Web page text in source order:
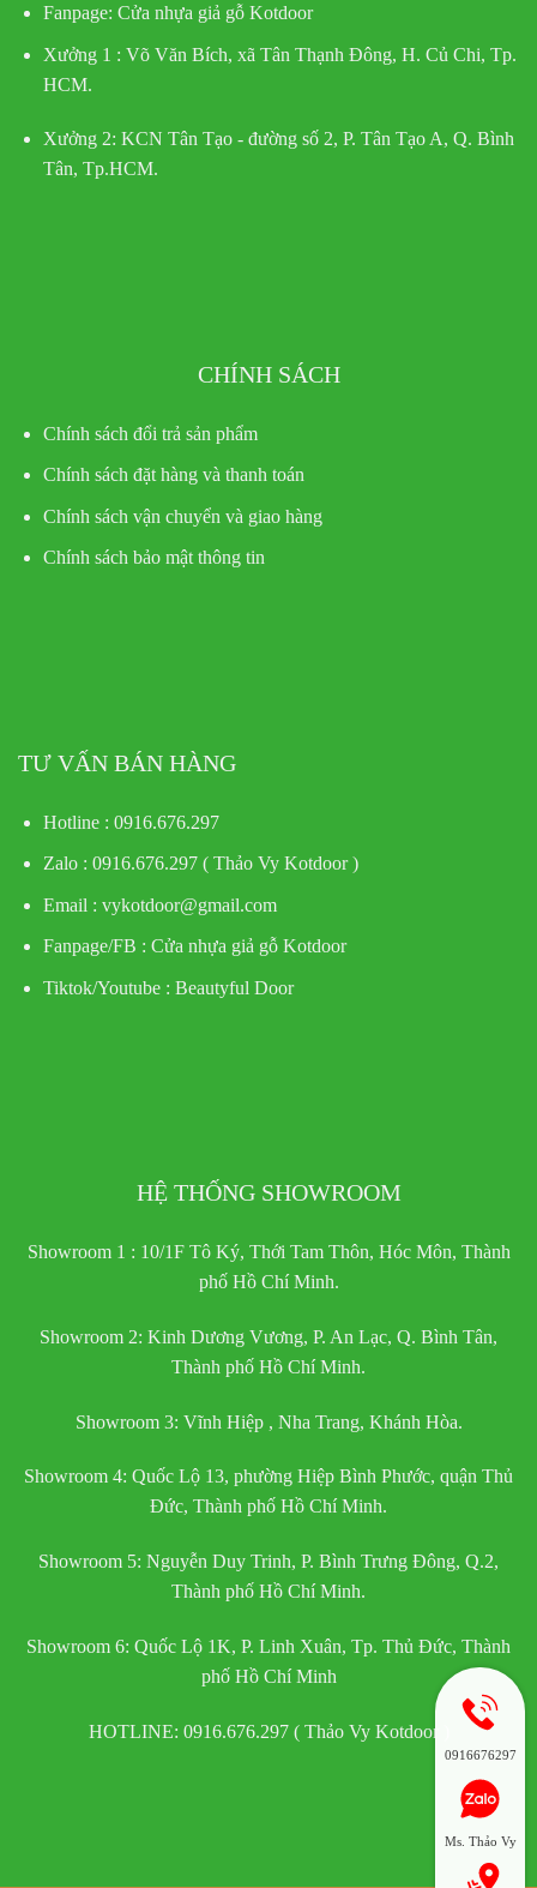
Fanpage: Cửa nhựa giả gỗ Kotdoor
Xưởng 1 : Võ Văn Bích, xã Tân Thạnh Đông, H. Củ Chi, Tp.
HCM.
Xưởng 2: KCN Tân Tạo - đường số 2, P. Tân Tạo A, Q. Bình
Tân, Tp.HCM.
CHÍNH SÁCH
Chính sách đổi trả sản phẩm
Chính sách đặt hàng và thanh toán
Chính sách vận chuyển và giao hàng
Chính sách bảo mật thông tin
TƯ VẤN BÁN HÀNG
Hotline : 0916.676.297
Zalo : 0916.676.297 ( Thảo Vy Kotdoor )
Email : vykotdoor@gmail.com
Fanpage/FB : Cửa nhựa giả gỗ Kotdoor
Tiktok/Youtube : Beautyful Door
HỆ THỐNG SHOWROOM
Showroom 1 : 10/1F Tô Ký, Thới Tam Thôn, Hóc Môn, Thành
phố Hồ Chí Minh.
Showroom 2: Kinh Dương Vương, P. An Lạc, Q. Bình Tân,
Thành phố Hồ Chí Minh.
Showroom 3: Vĩnh Hiệp , Nha Trang, Khánh Hòa.
Showroom 4: Quốc Lộ 13, phường Hiệp Bình Phước, quận Thủ
Đức, Thành phố Hồ Chí Minh.
Showroom 5: Nguyễn Duy Trinh, P. Bình Trưng Đông, Q.2,
Thành phố Hồ Chí Minh.
Showroom 6: Quốc Lộ 1K, P. Linh Xuân, Tp. Thủ Đức, Thành
phố Hồ Chí Minh
HOTLINE: 0916.676.297 ( Thảo Vy Kotdoor )
0916676297
Ms. Thảo Vy